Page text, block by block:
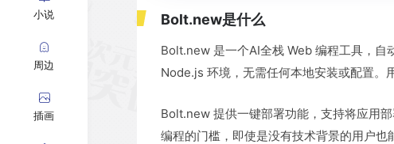
小说
周边
插画
Bolt․new是什么
Bolt․new 是一个AI全栈 Web 编程工具，
Node.js 环境，无需任何本地安装或配置。
Bolt․new 提供一键部署功能，支持将应用
编程的门槛，即使是没有技术背景的用户也